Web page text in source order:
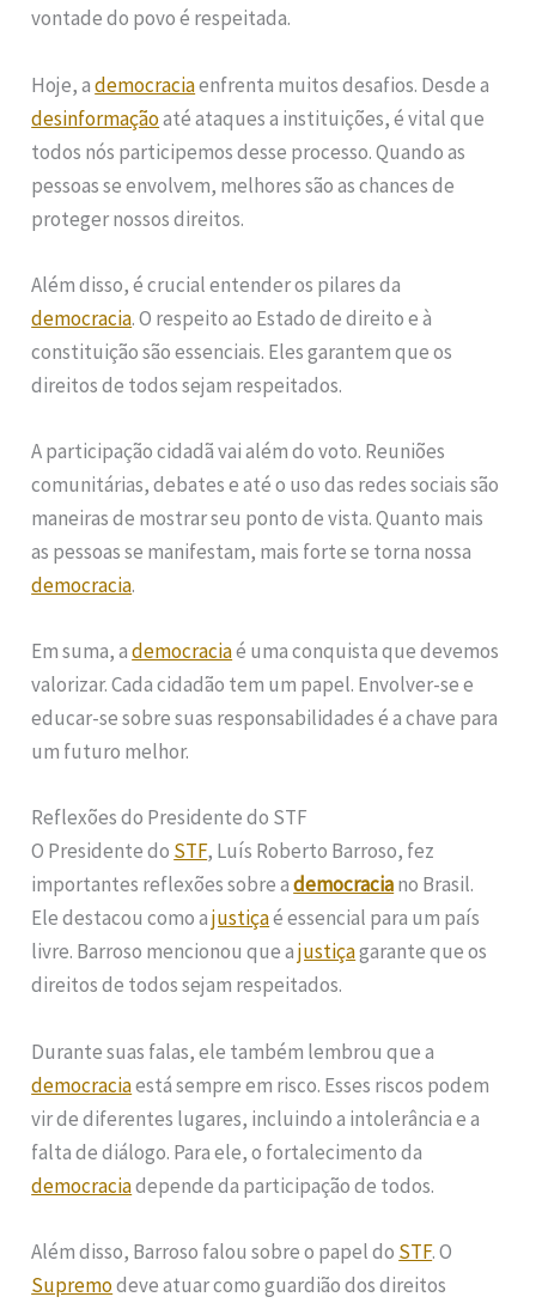
vontade do povo é respeitada.
Hoje, ademocraciaenfrenta muitos desafios. Desde a
desinformaçãoaté ataques a instituições, é vital que
todos nós participemos desse processo. Quando as
pessoas se envolvem, melhores são as chances de
proteger nossos direitos.
Além disso, é crucial entender os pilares da
democracia. O respeito ao Estado de direito e à
constituição são essenciais. Eles garantem que os
direitos de todos sejam respeitados.
A participação cidadã vai além do voto. Reuniões
comunitárias, debates e até o uso das redes sociais são
maneiras de mostrar seu ponto de vista. Quanto mais
as pessoas se manifestam, mais forte se torna nossa
democracia.
Em suma, ademocraciaé uma conquista que devemos
valorizar. Cada cidadão tem um papel. Envolver-se e
educar-se sobre suas responsabilidades é a chave para
um futuro melhor.
Reflexões do Presidente do STF
O Presidente do STF, Luís Roberto Barroso, fez
importantes reflexões sobre ademocraciano Brasil.
Ele destacou como ajustiçaé essencial para um país
livre. Barroso mencionou que ajustiçagarante que os
direitos de todos sejam respeitados.
Durante suas falas, ele também lembrou que a
democraciaestá sempre em risco. Esses riscos podem
vir de diferentes lugares, incluindo a intolerância e a
falta de diálogo. Para ele, o fortalecimento da
democraciadepende da participação de todos.
Além disso, Barroso falou sobre o papel do STF. O
Supremodeve atuar como guardião dos direitos